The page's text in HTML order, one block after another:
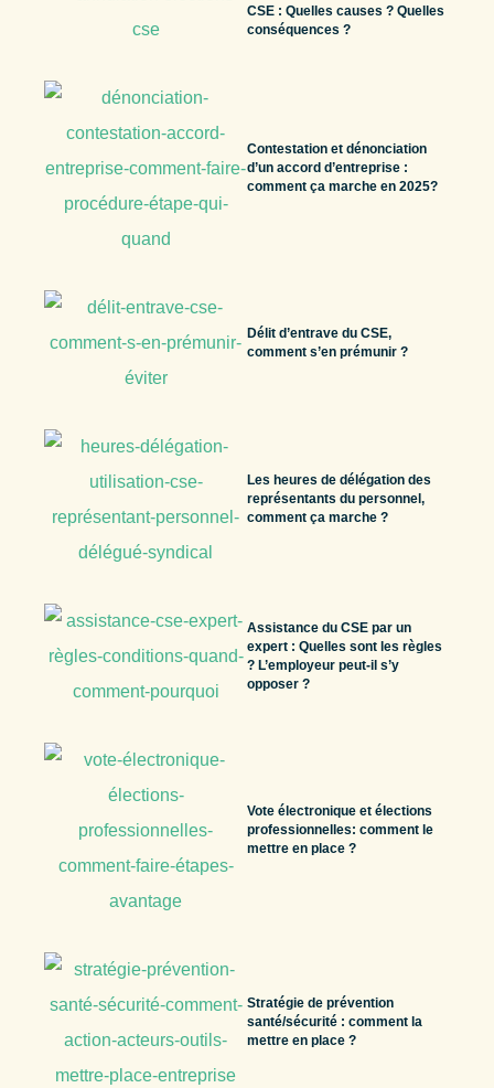
CSE : Quelles causes ? Quelles
conséquences ?
Contestation et dénonciation
d’un accord d’entreprise :
comment ça marche en 2025?
Délit d’entrave du CSE,
comment s’en prémunir ?
Les heures de délégation des
représentants du personnel,
comment ça marche ?
Assistance du CSE par un
expert : Quelles sont les règles
? L’employeur peut-il s’y
opposer ?
Vote électronique et élections
professionnelles: comment le
mettre en place ?
Stratégie de prévention
santé/sécurité : comment la
mettre en place ?